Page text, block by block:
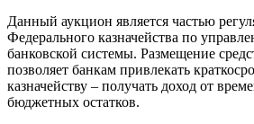
Данный аукцион является частью
Федерального казначейства по
банковской системы. Размещение
позволяет банкам привлекать
казначейству – получать доход от
бюджетных остатков.